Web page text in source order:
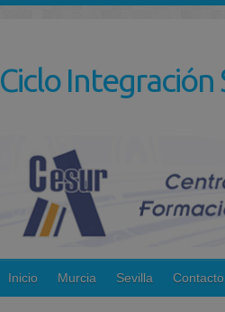
Ciclo Integración
Inicio Murcia Sevilla Contacto